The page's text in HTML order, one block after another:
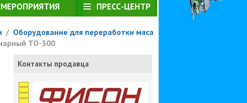
МЕРОПРИЯТИЯ ПРЕСС-ЦЕНТР
/ Оборудование для переработки мяса
ТО-300
Контакты продавца